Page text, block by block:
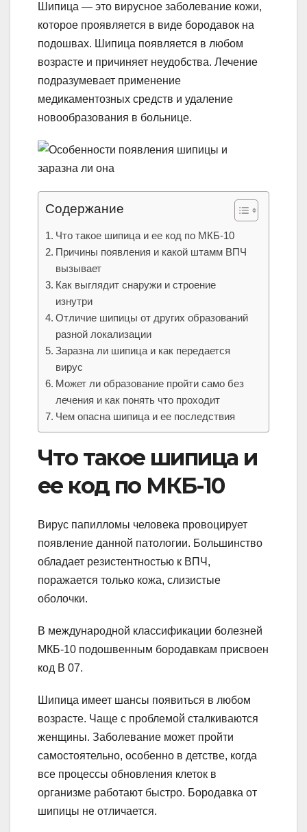
Шипица — это вирусное заболевание кожи,
которое проявляется в виде бородавок на
подошвах. Шипица появляется в любом
возрасте и причиняет неудобства. Лечение
подразумевает применение
медикаментозных средств и удаление
новообразования в больнице.
Содержание
Что такое шипица и ее код по МКБ-10
Причины появления и какой штамм ВПЧ
вызывает
Как выглядит снаружи и строение
изнутри
Отличие шипицы от других образований
разной локализации
Заразна ли шипица и как передается
вирус
Может ли образование пройти само без
лечения и как понять что проходит
Чем опасна шипица и ее последствия
Что такое шипица и
ее код по МКБ-10
Вирус папилломы человека провоцирует
появление данной патологии. Большинство
обладает резистентностью к ВПЧ,
поражается только кожа, слизистые
оболочки.
В международной классификации болезней
МКБ-10 подошвенным бородавкам присвоен
код В 07.
Шипица имеет шансы появиться в любом
возрасте. Чаще с проблемой сталкиваются
женщины. Заболевание может пройти
самостоятельно, особенно в детстве, когда
все процессы обновления клеток в
организме работают быстро. Бородавка от
шипицы не отличается.